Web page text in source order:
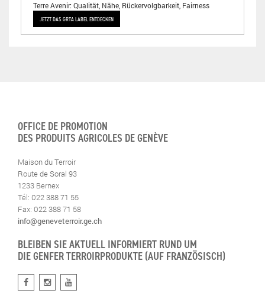
Terre Avenir: Qualität, Nähe, Rückervolgbarkeit, Fairness
JETZT DAS GRTA LABEL ENTDECKEN
OFFICE DE PROMOTION
DES PRODUITS AGRICOLES DE GENÈVE
Maison du Terroir
Route de Soral 93
1233 Bernex
Tél: 022 388 71 55
Fax: 022 388 71 58
info@geneveterroir.ge.ch
BLEIBEN SIE AKTUELL INFORMIERT RUND UM
DIE GENFER TERROIRPRODUKTE (AUF FRANZÖSISCH)